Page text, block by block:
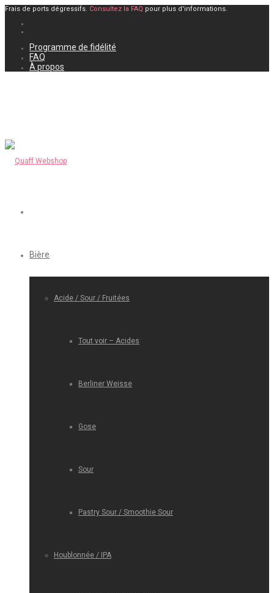
Frais de ports dégressifs. Consultez la FAQ pour plus d'informations.
Programme de fidélité
FAQ
À propos
Bière
Acide / Sour / Fruitées
Tout voir – Acides
Berliner Weisse
Gose
Sour
Pastry Sour / Smoothie Sour
Houblonnée / IPA